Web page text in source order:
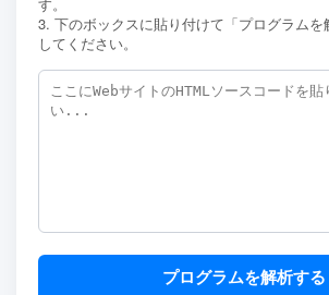
3. 下のボックスに貼り付けて「プログラムを
してください。
プログラムを解析する